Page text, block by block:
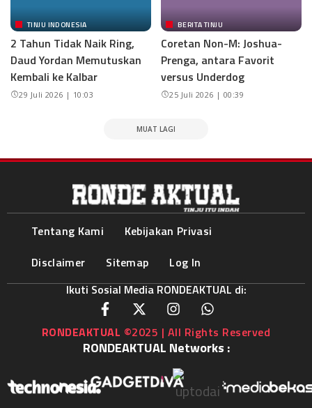
TINJU INDONESIA
2 Tahun Tidak Naik Ring,
Daud Yordan Memutuskan
Kembali ke Kalbar
29 Juli 2026 | 10:03
BERITA TINJU
Coretan Non-M: Joshua-
Prenga, antara Favorit
versus Underdog
25 Juli 2026 | 00:39
MUAT LAGI
Tentang Kami
Kebijakan Privasi
Disclaimer
Sitemap
Log In
Ikuti Sosial Media RONDEAKTUAL di:
RONDEAKTUAL ©2025 | All Rights Reserved
RONDEAKTUAL Networks :